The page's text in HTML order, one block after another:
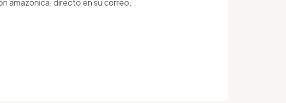
amazónica, directo en su correo.